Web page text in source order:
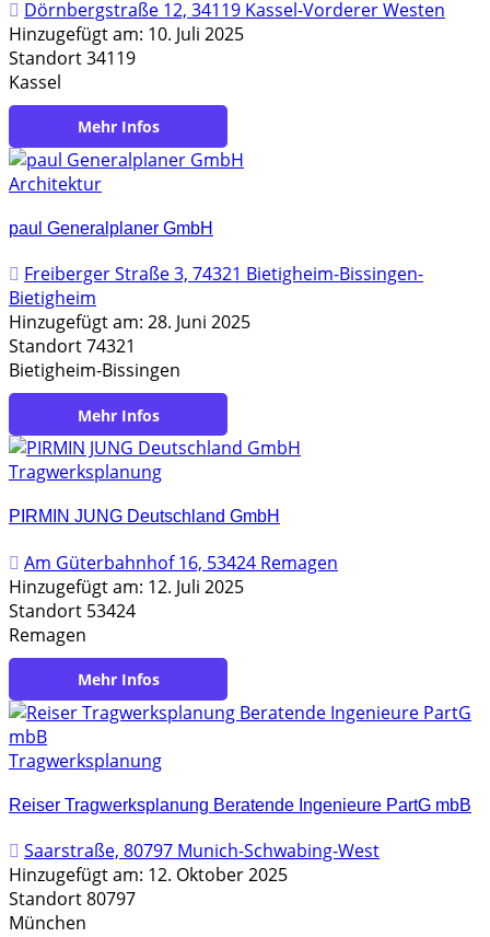
Dörnbergstraße 12, 34119 Kassel-Vorderer Westen
Hinzugefügt am: 10. Juli 2025
Standort 34119
Kassel
https://sinnvoll-bauen.de/
Architektur
paul Generalplaner GmbH
Freiberger Straße 3, 74321 Bietigheim-Bissingen-
Bietigheim
Hinzugefügt am: 28. Juni 2025
Standort 74321
Bietigheim-Bissingen
https://www.paul-generalplaner.de/
Tragwerksplanung
PIRMIN JUNG Deutschland GmbH
Am Güterbahnhof 16, 53424 Remagen
Hinzugefügt am: 12. Juli 2025
Standort 53424
Remagen
https://www.pirminjung.de/
Tragwerksplanung
Reiser Tragwerksplanung Beratende Ingenieure PartG mbB
Saarstraße, 80797 Munich-Schwabing-West
Hinzugefügt am: 12. Oktober 2025
Standort 80797
München